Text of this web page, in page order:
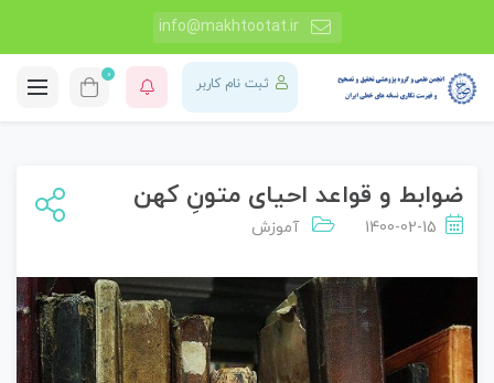
info@makhtootat.ir
ثبت نام کاربر
0
ضوابط و قواعد احیای متونِ کهن
1400-02-15 آموزش